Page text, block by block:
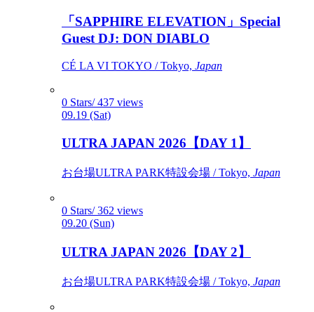
「SAPPHIRE ELEVATION」Special
Guest DJ: DON DIABLO
CÉ LA VI TOKYO / Tokyo, Japan
0 Stars/ 437 views
09.19 (Sat)
ULTRA JAPAN 2026【DAY 1】
お台場ULTRA PARK特設会場 / Tokyo, Japan
0 Stars/ 362 views
09.20 (Sun)
ULTRA JAPAN 2026【DAY 2】
お台場ULTRA PARK特設会場 / Tokyo, Japan